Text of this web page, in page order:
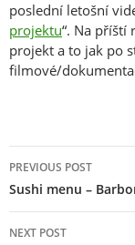
poslední letošní
projektu“. Na příští
projekt a to jak po
filmové/
navigation
PREVIOUS POST
Sushi menu –
NEXT POST